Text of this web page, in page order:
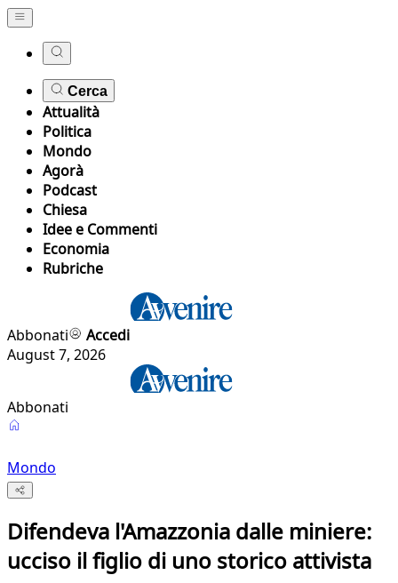
Cerca
Attualità
Politica
Mondo
Agorà
Podcast
Chiesa
Idee e Commenti
Economia
Rubriche
Abbonati
Accedi
August 7, 2026
Abbonati
Mondo
Difendeva l'Amazzonia dalle miniere:
ucciso il figlio di uno storico attivista